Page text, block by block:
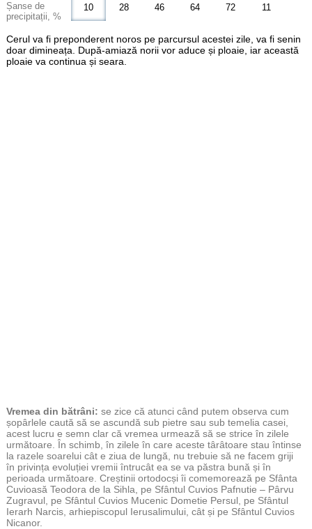
Șanse de
precipitații, %
10
28
46
64
72
11
Cerul va fi preponderent noros pe parcursul acestei zile, va fi senin
doar dimineața. După-amiază norii vor aduce și ploaie, iar această
ploaie va continua și seara.
Vremea din bătrâni: se zice că atunci când putem observa cum
șopârlele caută să se ascundă sub pietre sau sub temelia casei,
acest lucru e semn clar că vremea urmează să se strice în zilele
următoare. În schimb, în zilele în care aceste târâtoare stau întinse
la razele soarelui cât e ziua de lungă, nu trebuie să ne facem griji
în privința evoluției vremii întrucât ea se va păstra bună și în
perioada următoare. Creștinii ortodocși îi comemorează pe Sfânta
Cuvioasă Teodora de la Sihla, pe Sfântul Cuvios Pafnutie – Pârvu
Zugravul, pe Sfântul Cuvios Mucenic Dometie Persul, pe Sfântul
Ierarh Narcis, arhiepiscopul Ierusalimului, cât și pe Sfântul Cuvios
Nicanor.